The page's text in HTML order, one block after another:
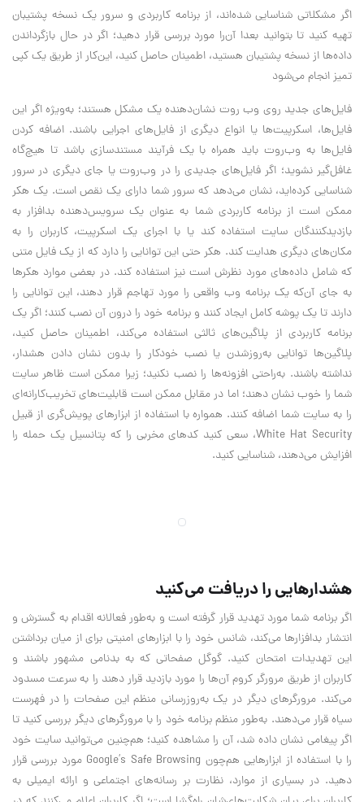
اگر مشکلاتی شناسایی شده‌اند، از برنامه کاربردی و سرور یک نسخه پشتیبان
تهیه کنید تا بتوانید بعدا آن‌را مورد بررسی قرار دهید؛ اگر در حال بازگرداندن
داده‌ها از نسخه پشتیبان هستید، اطمینان حاصل کنید، این‌کار از طریق یک کپی
تمیز انجام می‌شود
فایل‌های جدید روی وب روت نشان‌دهنده یک مشکل هستند؛ به‌ویژه اگر این
فایل‌ها، اسکرپیت‌ها یا انواع دیگری از فایل‌های اجرایی باشند. اضافه کردن
فایل‌ها به وب‌روت باید همراه با یک فرآیند مستندسازی باشد تا هیچ‌گاه
غافل‌گیر نشوید؛ اگر فایل‌های جدیدی را در وب‌روت یا جای دیگری در سرور
شناسایی کرده‌اید، نشان می‌دهد که سرور شما دارای یک نقص است. یک هکر
ممکن است از برنامه کاربردی شما به عنوان یک سرویس‌دهنده بدافزار به
بازدیدکنندگان سایت استفاده کند یا با اجرای یک اسکرپیت، کاربران را به
مکان‌های دیگری هدایت کند. هکر حتی این توانایی را دارد که از یک فایل متنی
که شامل داده‌های مورد نظرش است نیز استفاده کند. در بعضی موارد هکرها
به جای آن‌که یک برنامه وب واقعی را مورد تهاجم قرار دهند، این توانایی را
دارند تا یک پوشه‌ کامل ایجاد کنند و برنامه خود را درون آن نصب کنند؛ اگر یک
برنامه کاربردی از پلاگین‌های ثالثی استفاده می‌کند، اطمینان حاصل کنید،
پلاگین‌ها توانایی به‌روزشدن یا نصب خودکار را بدون نشان دادن هشدار،
نداشته باشند. به‌راحتی افزونه‌ها را نصب نکنید؛ زیرا ممکن است ظاهر سایت
شما را خوب نشان دهند؛ اما در مقابل ممکن است قابلیت‌های تخریب‌کارانه‌ای
را به سایت شما اضافه کنند. همواره با استفاده از ابزارهای پویش‌گری از قبیل
White Hat Security، سعی کنید کدهای مخربی را که پتانسیل یک حمله را
افزایش می‌دهند، شناسایی کنید.
هشدارهایی را دریافت می‌کنید
اگر برنامه شما مورد تهدید قرار گرفته است و به‌طور فعالانه اقدام به گسترش و
انتشار بدافزارها می‌کند، شانس خود را با ابزارهای امنیتی برای از میان برداشتن
این تهدیدات امتحان کنید. گوگل صفحاتی که به بدنامی مشهور باشند و
کاربران از طریق مرورگر کروم آن‌ها را مورد بازدید قرار دهند را به سرعت مسدود
می‌کند. مرورگرهای دیگر در یک به‌روزرسانی منظم این صفحات را در فهرست
سیاه قرار می‌دهند. به‌طور منظم برنامه خود را با مرورگرهای دیگر بررسی کنید تا
اگر پیغامی نشان داده شد، آن را مشاهده کنید؛ هم‌چنین می‌توانید سایت خود
را با استفاده از ابزارهایی هم‌چون Google’s Safe Browsing مورد بررسی قرار
دهید. در بسیاری از موارد، نظارت بر رسانه‌های اجتماعی و ارائه ایمیلی به